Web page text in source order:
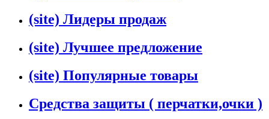
(site) Лидеры продаж
(site) Лучшее предложение
(site) Популярные товары
Средства защиты ( перчатки,очки )